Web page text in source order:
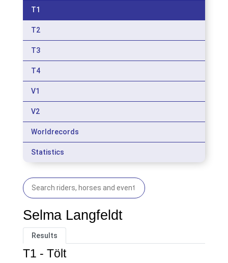
T1
T2
T3
T4
V1
V2
Worldrecords
Statistics
Selma Langfeldt
Results
T1 - Tölt